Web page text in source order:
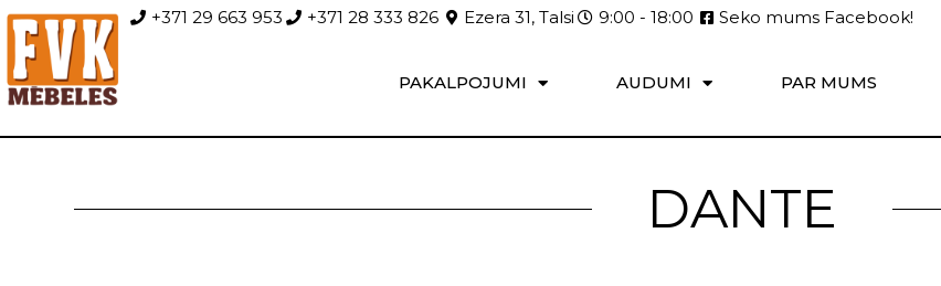
+371 29 663 953 +371 28 333 826 Ezera 31, Talsi 9:00 - 18:00 Seko mums Facebook!
PAKALPOJUMI AUDUMI PAR MUMS
DANTE